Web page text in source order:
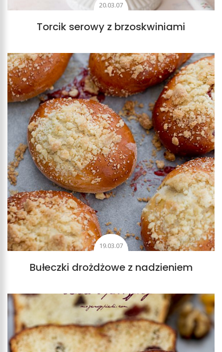
20.03.07
Torcik serowy z brzoskwiniami
19.03.07
Bułeczki drożdżowe z nadzieniem